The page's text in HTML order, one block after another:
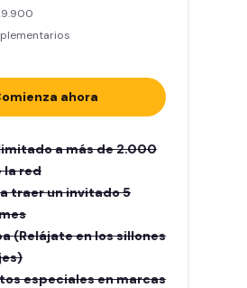
ahora
a más de 2.000
la red
traer un invitado 5
(Relájate en los sillones
especiales en marcas